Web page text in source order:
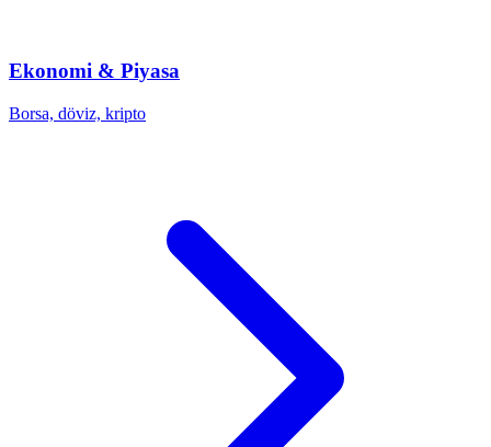
Ekonomi & Piyasa
Borsa, döviz, kripto